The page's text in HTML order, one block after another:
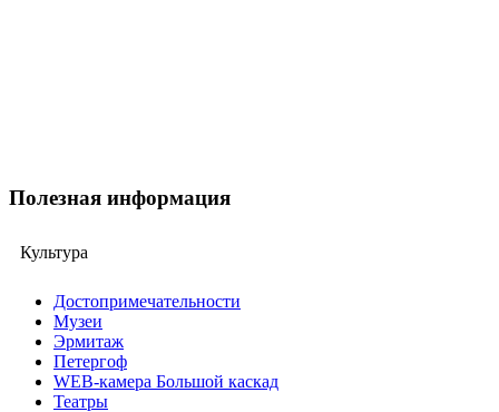
Полезная информация
Культура
Достопримечательности
Музеи
Эрмитаж
Петергоф
WEB-камера Большой каскад
Театры